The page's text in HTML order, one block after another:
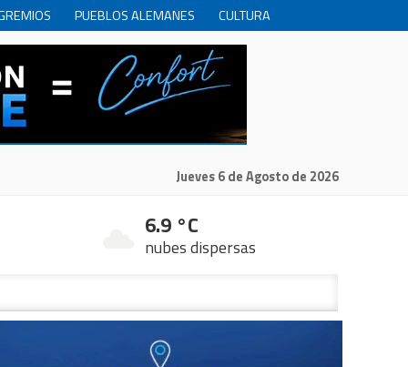
PUEBLOS ALEMANES
CULTURA
INTERNACIONALES
PRODUCCION
Jueves 6 de Agosto de 2026
6.9 °C
nubes dispersas